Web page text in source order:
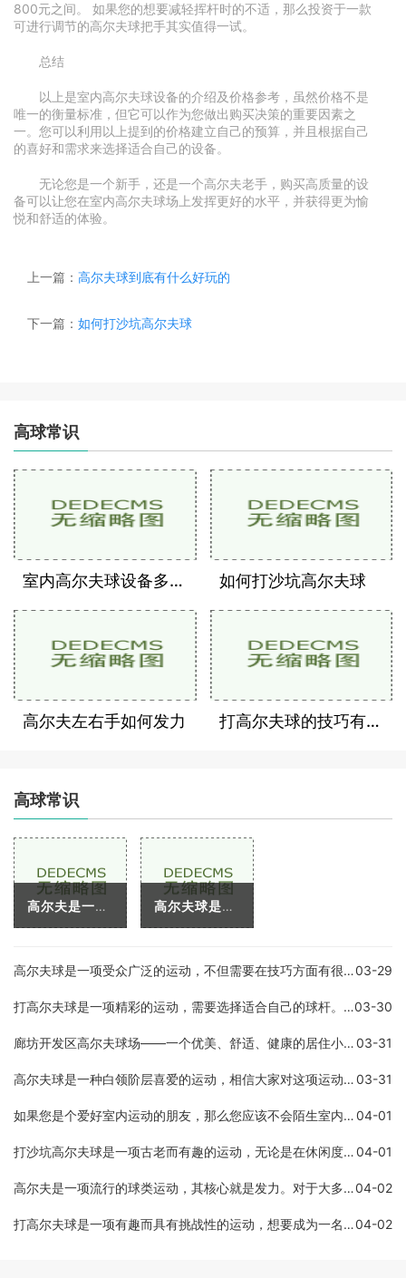
800元之间。 如果您的想要减轻挥杆时的不适，那么投资于一款
可进行调节的高尔夫球把手其实值得一试。
总结
以上是室内高尔夫球设备的介绍及价格参考，虽然价格不是
唯一的衡量标准，但它可以作为您做出购买决策的重要因素之
一。您可以利用以上提到的价格建立自己的预算，并且根据自己
的喜好和需求来选择适合自己的设备。
无论您是一个新手，还是一个高尔夫老手，购买高质量的设
备可以让您在室内高尔夫球场上发挥更好的水平，并获得更为愉
悦和舒适的体验。
上一篇： 高尔夫球到底有什么好玩的
下一篇： 如何打沙坑高尔夫球
高球常识
室内高尔夫球设备多少钱 如何打沙坑高尔夫球
高尔夫左右手如何发力 打高尔夫球的技巧有哪些
高球常识
高尔夫是一项源远流长的体育运动。它不仅考验人的体能和技巧，更需要一定的思考和策略，常被誉为“皇室运动”、“绅士运动”、“高雅的体育”等。想要从事高尔夫运动，首先需 高尔夫球是一项让人赞叹的运动，它将技能、智力和策略相融合，不仅能够锻炼身体，还能够培养人的心理素质。对于初学者来说，掌握高尔夫杆数的使用非常重要。高尔夫球杆可以分
高尔夫球是一项受众广泛的运动，不但需要在技巧方面有很高的要求，还需要有足够的耐力和力量才能完成一场比赛。在高尔夫运动中，需要动用很多的肌肉群才能达到理想的效果。以03-29
打高尔夫球是一项精彩的运动，需要选择适合自己的球杆。不同的球杆长度、角度和材质对于不同的球手来说有不同的作用。我们将为您介绍一些适合打高尔夫球的球杆。一号木杆：适03-30
廊坊开发区高尔夫球场——一个优美、舒适、健康的居住小区廊坊开发区高尔夫球场是一个拥有高尔夫球场、高端住宅、豪华别墅和度假酒店等配套设施的优美小区。位于河北省廊坊市03-31
高尔夫球是一种白领阶层喜爱的运动，相信大家对这项运动都有一定的了解。但是，高尔夫球到底有什么好玩的呢？今天，就让我们一起来探究一下高尔夫球带给人们的愉悦和乐趣。高03-31
如果您是个爱好室内运动的朋友，那么您应该不会陌生室内高尔夫。如果你是个新手，那么在前往室内高尔夫球场前，您需要准备的是室内高尔夫球设备。不同的设备价格会有所不同，04-01
打沙坑高尔夫球是一项古老而有趣的运动，无论是在休闲度假还是竞技比赛中都备受青睐。随着高尔夫球在世界范围内的普及，越来越多的人开始尝试这项运动，但对于初学者来说可能04-01
高尔夫是一项流行的球类运动，其核心就是发力。对于大多数人而言，左手和右手的发力方式可能不同，这可能导致助推和准确度方面的问题。在这篇文章中，我们将介绍高尔夫左右手04-02
打高尔夫球是一项有趣而具有挑战性的运动，想要成为一名优秀的高尔夫球手需要掌握一些技巧。以下是几种提高击球水平的技巧。正确的姿势和击球方式十分重要。站姿应该放松，保04-02